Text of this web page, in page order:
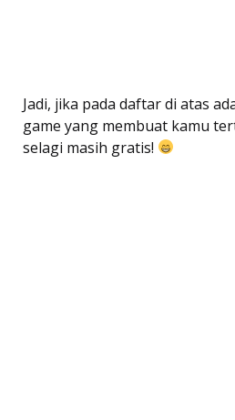
Jadi, jika pada daftar di atas
game yang membuat kamu
selagi masih gratis!